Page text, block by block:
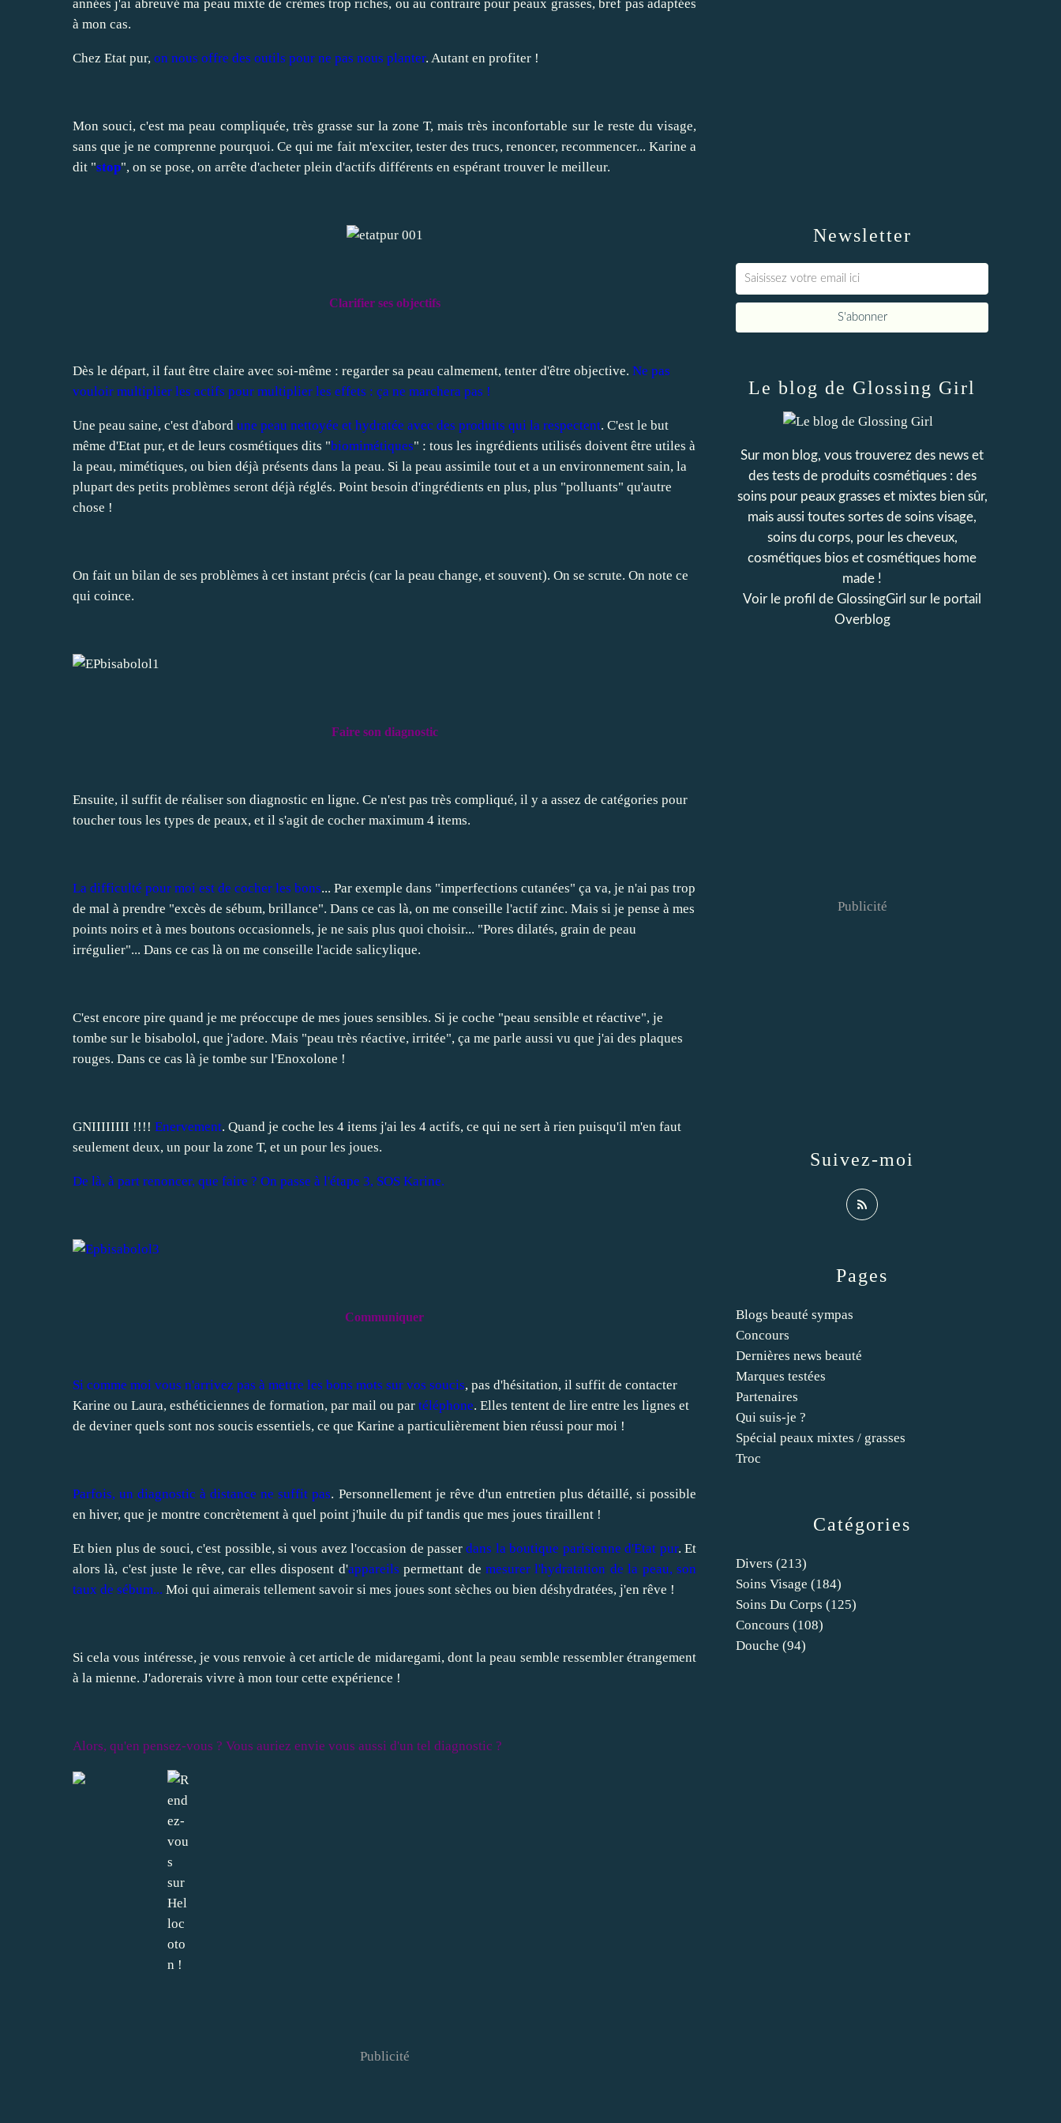
années j'ai abreuvé ma peau mixte de crèmes trop riches, ou au contraire pour peaux grasses, bref pas adaptées
à mon cas.
Chez Etat pur, on nous offre des outils pour ne pas nous planter. Autant en profiter !
Mon souci, c'est ma peau compliquée, très grasse sur la zone T, mais très inconfortable sur le reste du visage,
sans que je ne comprenne pourquoi. Ce qui me fait m'exciter, tester des trucs, renoncer, recommencer... Karine a
dit "stop", on se pose, on arrête d'acheter plein d'actifs différents en espérant trouver le meilleur.
Clarifier ses objectifs
Dès le départ, il faut être claire avec soi-même : regarder sa peau calmement, tenter d'être objective. Ne pas
vouloir multiplier les actifs pour multiplier les effets : ça ne marchera pas !
Une peau saine, c'est d'abord une peau nettoyée et hydratée avec des produits qui la respectent. C'est le but
même d'Etat pur, et de leurs cosmétiques dits "biomimétiques" : tous les ingrédients utilisés doivent être utiles à
la peau, mimétiques, ou bien déjà présents dans la peau. Si la peau assimile tout et a un environnement sain, la
plupart des petits problèmes seront déjà réglés. Point besoin d'ingrédients en plus, plus "polluants" qu'autre
chose !
On fait un bilan de ses problèmes à cet instant précis (car la peau change, et souvent). On se scrute. On note ce
qui coince.
Faire son diagnostic
Ensuite, il suffit de réaliser son diagnostic en ligne. Ce n'est pas très compliqué, il y a assez de catégories pour
toucher tous les types de peaux, et il s'agit de cocher maximum 4 items.
La difficulté pour moi est de cocher les bons... Par exemple dans "imperfections cutanées" ça va, je n'ai pas trop
de mal à prendre "excès de sébum, brillance". Dans ce cas là, on me conseille l'actif zinc. Mais si je pense à mes
points noirs et à mes boutons occasionnels, je ne sais plus quoi choisir... "Pores dilatés, grain de peau
irrégulier"... Dans ce cas là on me conseille l'acide salicylique.
C'est encore pire quand je me préoccupe de mes joues sensibles. Si je coche "peau sensible et réactive", je
tombe sur le bisabolol, que j'adore. Mais "peau très réactive, irritée", ça me parle aussi vu que j'ai des plaques
rouges. Dans ce cas là je tombe sur l'Enoxolone !
GNIIIIIIII !!!! Enervement. Quand je coche les 4 items j'ai les 4 actifs, ce qui ne sert à rien puisqu'il m'en faut
seulement deux, un pour la zone T, et un pour les joues.
De là, à part renoncer, que faire ? On passe à l'étape 3, SOS Karine.
Communiquer
Si comme moi vous n'arrivez pas à mettre les bons mots sur vos soucis, pas d'hésitation, il suffit de contacter
Karine ou Laura, esthéticiennes de formation, par mail ou par téléphone. Elles tentent de lire entre les lignes et
de deviner quels sont nos soucis essentiels, ce que Karine a particulièrement bien réussi pour moi !
Parfois, un diagnostic à distance ne suffit pas. Personnellement je rêve d'un entretien plus détaillé, si possible
en hiver, que je montre concrètement à quel point j'huile du pif tandis que mes joues tiraillent !
Et bien plus de souci, c'est possible, si vous avez l'occasion de passerdans la boutique parisienne d'Etat pur. Et
alors là, c'est juste le rêve, car elles disposent d'appareils permettant de mesurer l'hydratation de la peau, son
taux de sébum... Moi qui aimerais tellement savoir si mes joues sont sèches ou bien déshydratées, j'en rêve !
Si cela vous intéresse, je vous renvoie à cet article de midaregami, dont la peau semble ressembler étrangement
à la mienne. J'adorerais vivre à mon tour cette expérience !
Alors, qu'en pensez-vous ? Vous auriez envie vous aussi d'un tel diagnostic ?
Publicité
Newsletter
Catégories
Divers (213)
Soins Visage (184)
Soins Du Corps (125)
Concours (108)
Douche (94)
Pages
Blogs beauté sympas
Concours
Dernières news beauté
Marques testées
Partenaires
Qui suis-je ?
Spécial peaux mixtes / grasses
Troc
Le blog de Glossing Girl
Sur mon blog, vous trouverez des news et
des tests de produits cosmétiques : des
soins pour peaux grasses et mixtes bien sûr,
mais aussi toutes sortes de soins visage,
soins du corps, pour les cheveux,
cosmétiques bios et cosmétiques home
made !
Voir le profil de GlossingGirl sur le portail
Overblog
Suivez-moi
Publicité